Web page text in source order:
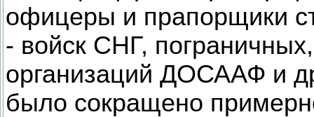
офицеры и прапорщики
- войск СНГ,
организаций ДОСААФ и
было сокращено